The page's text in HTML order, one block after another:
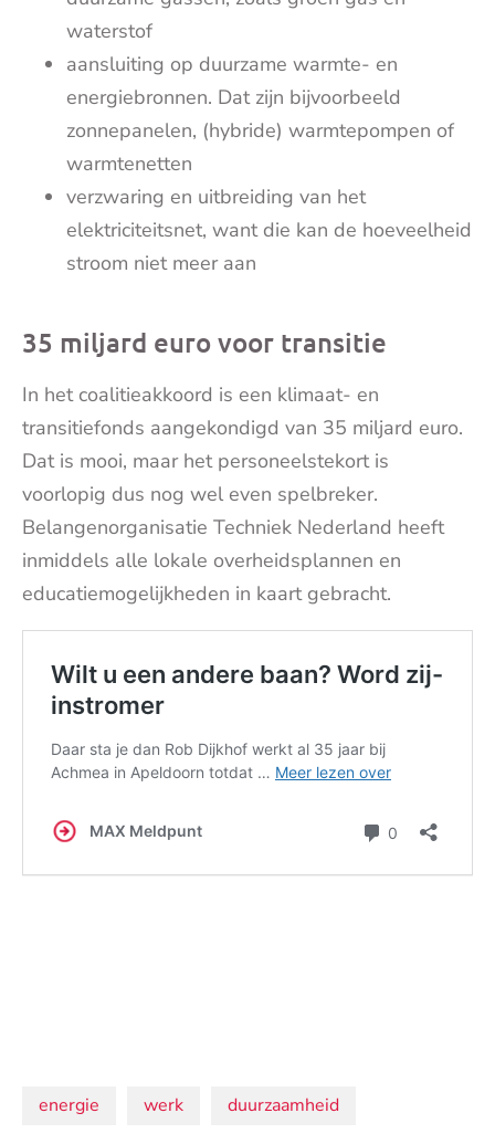
waterstof
aansluiting op duurzame warmte- en
energiebronnen. Dat zijn bijvoorbeeld
zonnepanelen, (hybride) warmtepompen of
warmtenetten
verzwaring en uitbreiding van het
elektriciteitsnet, want die kan de hoeveelheid
stroom niet meer aan
35 miljard euro voor transitie
In het coalitieakkoord is een klimaat- en
transitiefonds aangekondigd van 35 miljard euro.
Dat is mooi, maar het personeelstekort is
voorlopig dus nog wel even spelbreker.
Belangenorganisatie Techniek Nederland heeft
inmiddels alle lokale overheidsplannen en
educatiemogelijkheden in kaart gebracht.
Onderwerpen:
energie werk duurzaamheid